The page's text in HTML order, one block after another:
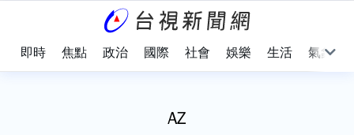
即時 焦點 政治 國際 社會 娛樂 生活 氣象
AZ